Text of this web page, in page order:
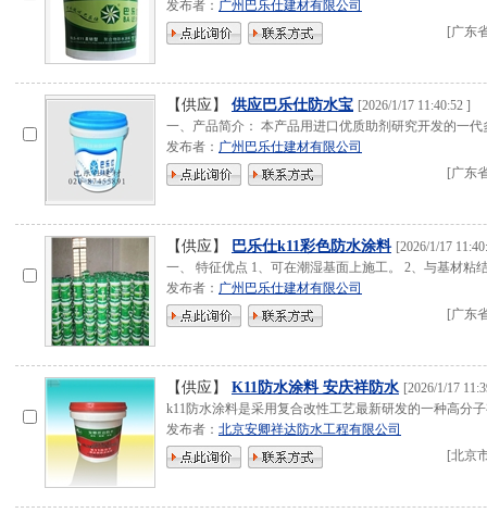
发布者： 广州巴乐仕建材有限公司
[广东
【供应】 供应巴乐仕防水宝 [2026/1/17 11:40:52 ]
一、产品简介： 本产品用进口优质助剂研究开发的一代
发布者： 广州巴乐仕建材有限公司
[广东
【供应】 巴乐仕k11彩色防水涂料 [2026/1/17
一、 特征优点 1、可在潮湿基面上施工。 2、与基材粘
发布者： 广州巴乐仕建材有限公司
[广东
【供应】 K11防水涂料 安庆祥防水 [2026/1/17
k11防水涂料是采用复合改性工艺最新研发的一种高分
发布者： 北京安卿祥达防水工程有限公司
[北京